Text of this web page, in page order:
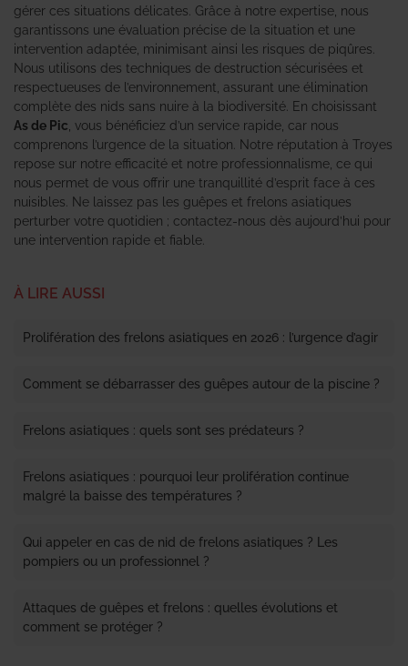
gérer ces situations délicates. Grâce à notre expertise, nous
garantissons une évaluation précise de la situation et une
intervention adaptée, minimisant ainsi les risques de piqûres.
Nous utilisons des techniques de destruction sécurisées et
respectueuses de l’environnement, assurant une élimination
complète des nids sans nuire à la biodiversité. En choisissant
As de Pic , vous bénéficiez d’un service rapide, car nous
comprenons l’urgence de la situation. Notre réputation à Troyes
repose sur notre efficacité et notre professionnalisme, ce qui
nous permet de vous offrir une tranquillité d’esprit face à ces
nuisibles. Ne laissez pas les guêpes et frelons asiatiques
perturber votre quotidien ; contactez-nous dès aujourd’hui pour
une intervention rapide et fiable.
À LIRE AUSSI
Prolifération des frelons asiatiques en 2026 : l’urgence d’agir
Comment se débarrasser des guêpes autour de la piscine ?
Frelons asiatiques : quels sont ses prédateurs ?
Frelons asiatiques : pourquoi leur prolifération continue
malgré la baisse des températures ?
Qui appeler en cas de nid de frelons asiatiques ? Les
pompiers ou un professionnel ?
Attaques de guêpes et frelons : quelles évolutions et
comment se protéger ?